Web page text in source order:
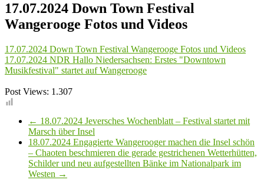
17.07.2024 Down Town Festival
Wangerooge Fotos und Videos
17.07.2024 Down Town Festival Wangerooge Fotos und Videos
17.07.2024 NDR Hallo Niedersachsen: Erstes "Downtown
Musikfestival" startet auf Wangerooge
Post Views: 1.307
← 18.07.2024 Jeversches Wochenblatt – Festival startet mit
Marsch über Insel
18.07.2024 Engagierte Wangerooger machen die Insel schön
– Chaoten beschmieren die gerade gestrichenen Wetterhütten,
Schilder und neu aufgestellten Bänke im Nationalpark im
Westen →